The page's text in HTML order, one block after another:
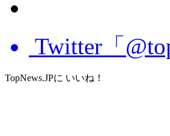
Twitter「
TopNews.JPに いいね！